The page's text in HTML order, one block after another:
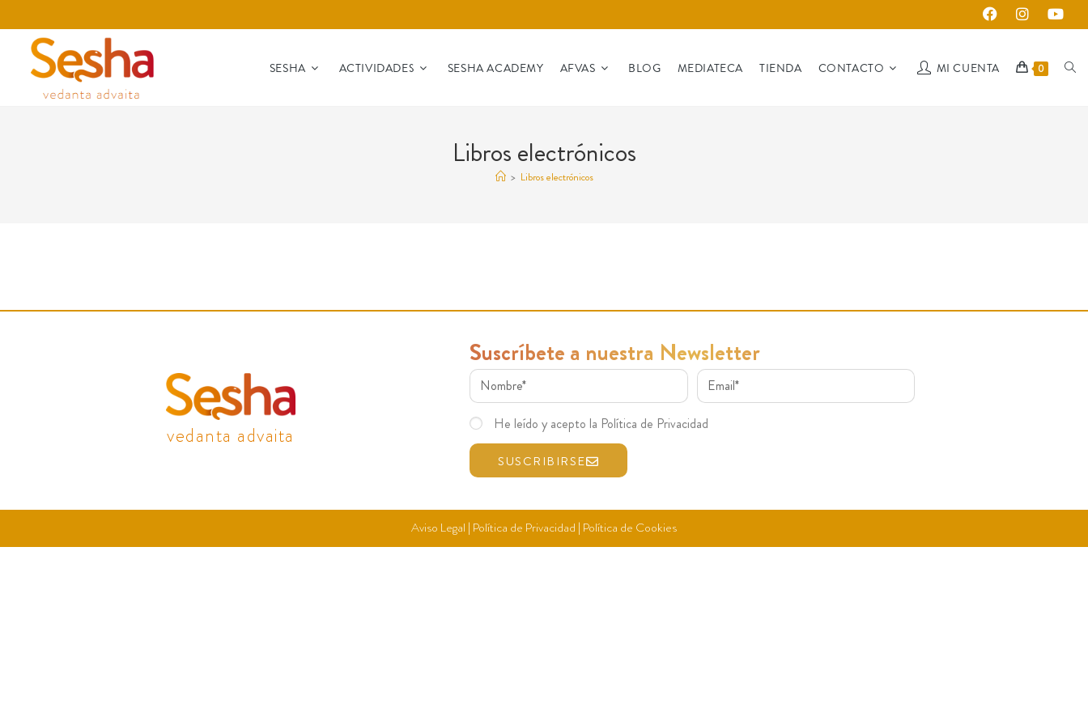
SESHA ACTIVIDADES SESHA ACADEMY AFVAS BLOG MEDIATECA TIENDA CONTACTO MI CUENTA 0
Libros electrónicos
> Libros electrónicos
vedanta advaita
Suscríbete a nuestra Newsletter
He leído y acepto la Política de Privacidad
SUSCRIBIRSE
Aviso Legal | Política de Privacidad | Política de Cookies